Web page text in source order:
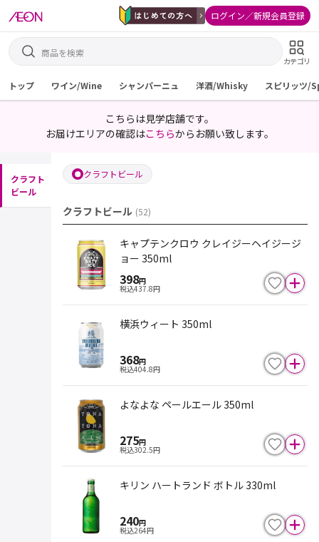
ログイン／新規会員登録
カテゴリ
トップ ワイン/Wine シャンパーニュ 洋酒/Whisky スピリッツ/
こちらは見学店舗です。
お届けエリアの確認はこちらからお願い致します。
クラフト
ビール
クラフトビール
クラフトビール (52)
キャプテンクロウ クレイジーヘイジージ
ョー 350ml
398円
税込437.8円
横浜ウィート 350ml
368円
税込404.8円
よなよな ペールエール 350ml
275円
税込302.5円
キリン ハートランド ボトル 330ml
240円
税込264円